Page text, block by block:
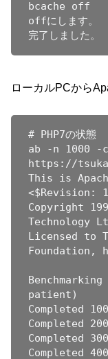
bcache off
offにします。
ローカルPCから
# PHP7の状態
ab -n 1000 -
https://
This is
<$Revision:
Copyright
Technology
Licensed to
Foundation,
patient)
Completed
Completed
Completed
Completed